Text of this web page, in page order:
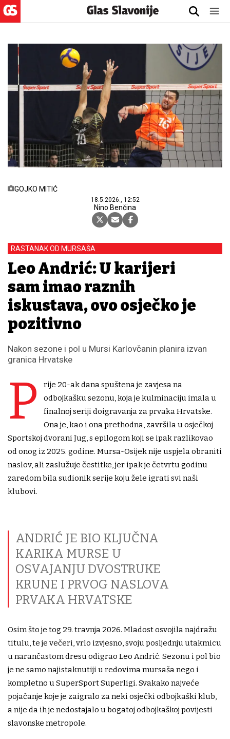
GOJKO MITIĆ
18.5.2026., 12:52
Nino Benčina
RASTANAK OD MURSAŠA
Leo Andrić: U karijeri
sam imao raznih
iskustava, ovo osječko je
pozitivno
Nakon sezone i pol u Mursi Karlovčanin planira izvan
granica Hrvatske
P
rije 20-ak dana spuštena je zavjesa na
odbojkašku sezonu, koja je kulminaciju imala u
finalnoj seriji doigravanja za prvaka Hrvatske.
Ona je, kao i ona prethodna, završila u osječkoj
Sportskoj dvorani Jug, s epilogom koji se ipak razlikovao
od onog iz 2025. godine. Mursa-Osijek nije uspjela obraniti
naslov, ali zaslužuje čestitke, jer ipak je četvrtu godinu
zaredom bila sudionik serije koju žele igrati svi naši
klubovi.
ANDRIĆ JE BIO KLJUČNA
KARIKA MURSE U
OSVAJANJU DVOSTRUKE
KRUNE I PRVOG NASLOVA
PRVAKA HRVATSKE
Osim što je tog 29. travnja 2026. Mladost osvojila najdražu
titulu, te je večeri, vrlo izvjesno, svoju posljednju utakmicu
u narančastom dresu odigrao Leo Andrić. Sezonu i pol bio
je ne samo najistaknutiji u redovima mursaša nego i
kompletno u SuperSport Superligi. Svakako najveće
pojačanje koje je zaigralo za neki osječki odbojkaški klub,
a nije da ih je nedostajalo u bogatoj odbojkaškoj povijesti
slavonske metropole.